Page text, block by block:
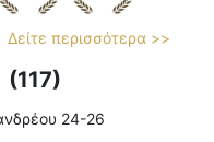
Δείτε περισσότερα >>
(117)
24-26